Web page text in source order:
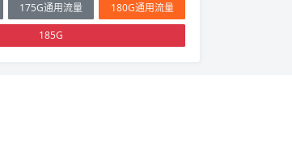
175G通用流量
180G通用流量
185G